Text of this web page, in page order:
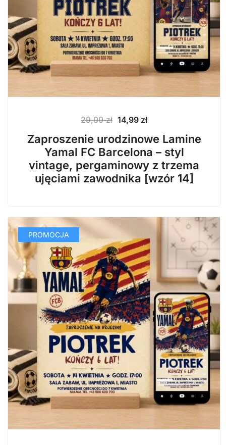
29,99zł Pierwotna
cena
wynosiła:
29,99 zł.
14,99 złAktualna
cena
wynosi:
14,99 zł.
Zaproszenie urodzinowe Lamine
Yamal FC Barcelona – styl
vintage, pergaminowy z trzema
ujęciami zawodnika [wzór 14]
PROMOCJA